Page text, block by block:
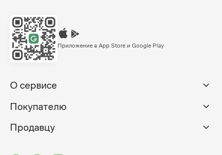
Приложение в App Store и Google Play
О сервисе
Покупателю
Продавцу